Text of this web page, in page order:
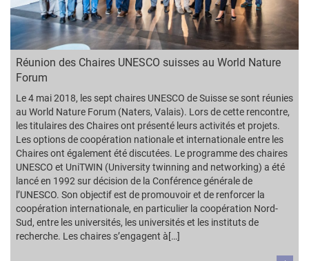
Réunion des Chaires UNESCO suisses au World Nature
Forum
Le 4 mai 2018, les sept chaires UNESCO de Suisse se sont réunies
au World Nature Forum (Naters, Valais). Lors de cette rencontre,
les titulaires des Chaires ont présenté leurs activités et projets.
Les options de coopération nationale et internationale entre les
Chaires ont également été discutées. Le programme des chaires
UNESCO et UniTWIN (University twinning and networking) a été
lancé en 1992 sur décision de la Conférence générale de
l’UNESCO. Son objectif est de promouvoir et de renforcer la
coopération internationale, en particulier la coopération Nord-
Sud, entre les universités, les universités et les instituts de
recherche. Les chaires s’engagent à[…]